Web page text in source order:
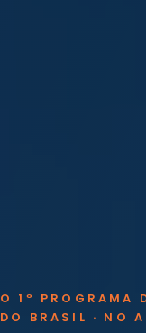
O 1º PROGRAMA
DO BRASIL · NO